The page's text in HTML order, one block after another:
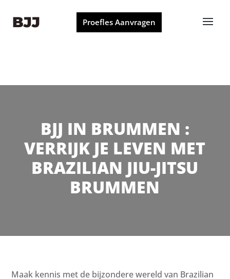
Proefles Aanvragen
BJJ IN BRUMMEN :
VERRIJK JE LEVEN MET
BRAZILIAN JIU-JITSU
BRUMMEN
Maak kennis met de bijzondere wereld van Brazilian